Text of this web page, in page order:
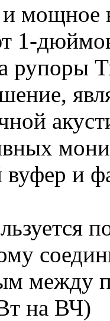
мощное
1-
рупоры
и
между
на ВЧ)